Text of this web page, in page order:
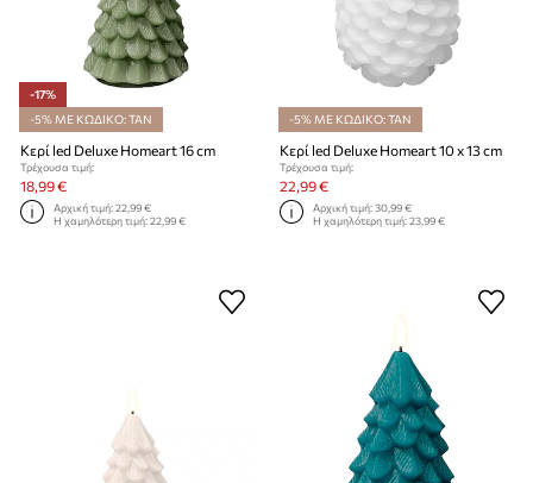
-17%
-5% ΜΕ ΚΩΔΙΚΟ: TAN
Κερί led Deluxe Homeart 16 cm
Τρέχουσα τιμή:
18,99 €
Αρχική τιμή:22,99 €
Η χαμηλότερη τιμή:22,99 €
-5% ΜΕ ΚΩΔΙΚΟ: TAN
Κερί led Deluxe Homeart 10 x 13 cm
Τρέχουσα τιμή:
22,99 €
Αρχική τιμή:30,99 €
Η χαμηλότερη τιμή:23,99 €